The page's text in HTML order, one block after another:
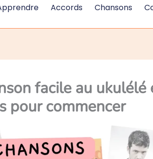
Accords Chansons
facile au ukulélé
pour commencer